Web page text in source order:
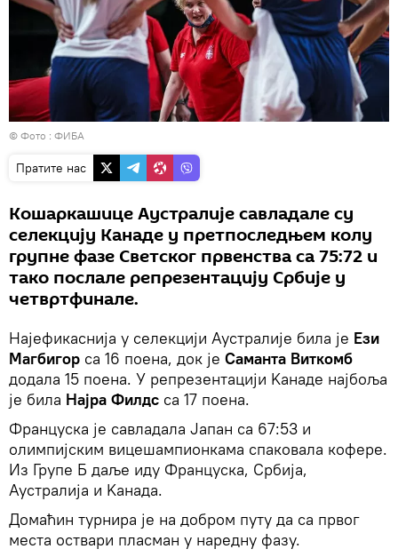
© Фото : ФИБА
Пратите нас
Kошаркашице Аустралије савладале су
селекцију Kанаде у претпоследњем колу
групне фазе Светског првенства са 75:72 и
тако послале репрезентацију Србије у
четвртфинале.
Најефикаснија у селекцији Аустралије била је Ези
Магбигор са 16 поена, док је Саманта Виткомб
додала 15 поена. У репрезентацији Kанаде најбоља
је била Најра Филдс са 17 поена.
Француска је савладала Јапан са 67:53 и
олимпијским вицешампионкама спаковала кофере.
Из Групе Б даље иду Француска, Србија,
Аустралија и Kанада.
Домаћин турнира је на добром путу да са првог
места оствари пласман у наредну фазу.